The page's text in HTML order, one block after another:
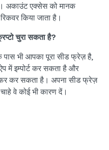
अकाउंट एक्सेस को मानक
किया जाता है।
चुरा सकता है?
भी आपका पूरा सीड फ्रेज़ है,
में इम्पोर्ट कर सकता है और
कर सकता है। अपना सीड फ्रेज़
वे कोई भी कारण दें।